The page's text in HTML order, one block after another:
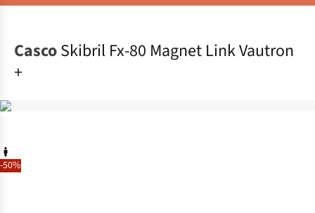
-50%
CascoSkibril Fx-80 Magnet Link Vautron
+